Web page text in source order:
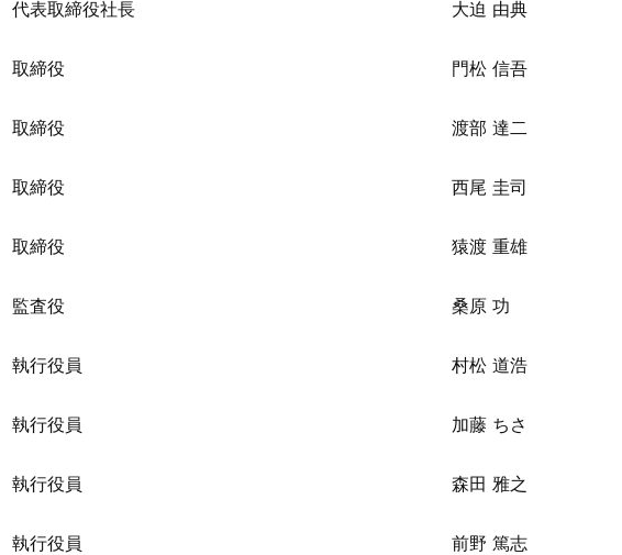
代表取締役社長 大迫 由典
取締役 門松 信吾
取締役 渡部 達二
取締役 西尾 圭司
取締役 猿渡 重雄
監査役 桑原 功
執行役員 村松 道浩
執行役員 加藤 ちさ
執行役員 森田 雅之
執行役員 前野 篤志